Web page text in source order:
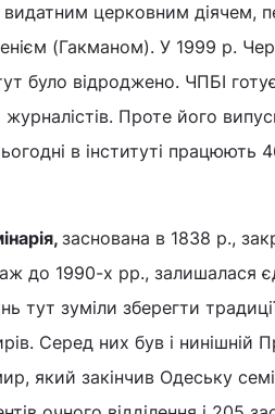
видатним церковним
(Гакманом). У 1999 р.
було відроджено. ЧПБІ
журналістів. Проте його
в інституті працюють
заснована в 1838 р.,
до 1990-х рр., залишалася
тут зуміли зберегти
Серед них був і
який закінчив Одеську